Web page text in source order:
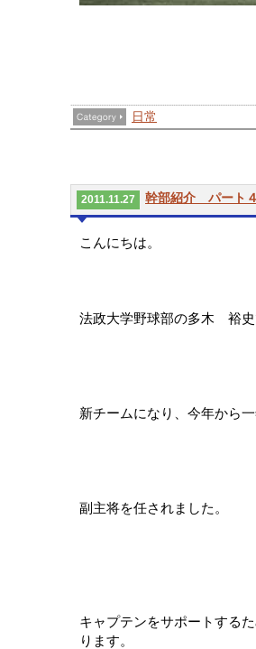
日常
2011.11.27 幹部紹介 パート
こんにちは。
法政大学野球部の多木 裕
新チームになり、今年から
副主将を任されました。
キャプテンをサポートする
ります。